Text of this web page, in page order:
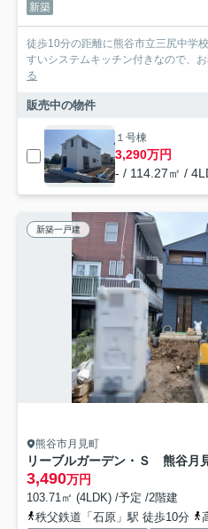
新築
徒歩10分の距離に熊谷市立三尻中学
すいシステムキッチン付きなので、
る
販売中の物件
１号棟
3,290万円
- / 114.27㎡ /
新築一戸建
熊谷市月見町
リーブルガーデン・Ｓ 熊谷月
3,490万円
103.71㎡ (4LDK) /予定 /2階建
秩父鉄道「石原」駅 徒歩10分